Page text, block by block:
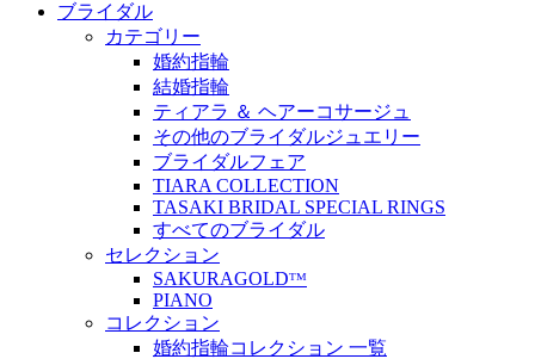
ブライダル
カテゴリー
婚約指輪
結婚指輪
ティアラ ＆ ヘアーコサージュ
その他のブライダルジュエリー
ブライダルフェア
TIARA COLLECTION
TASAKI BRIDAL SPECIAL RINGS
すべてのブライダル
セレクション
SAKURAGOLDᵀᴹ
PIANO
コレクション
婚約指輪コレクション 一覧